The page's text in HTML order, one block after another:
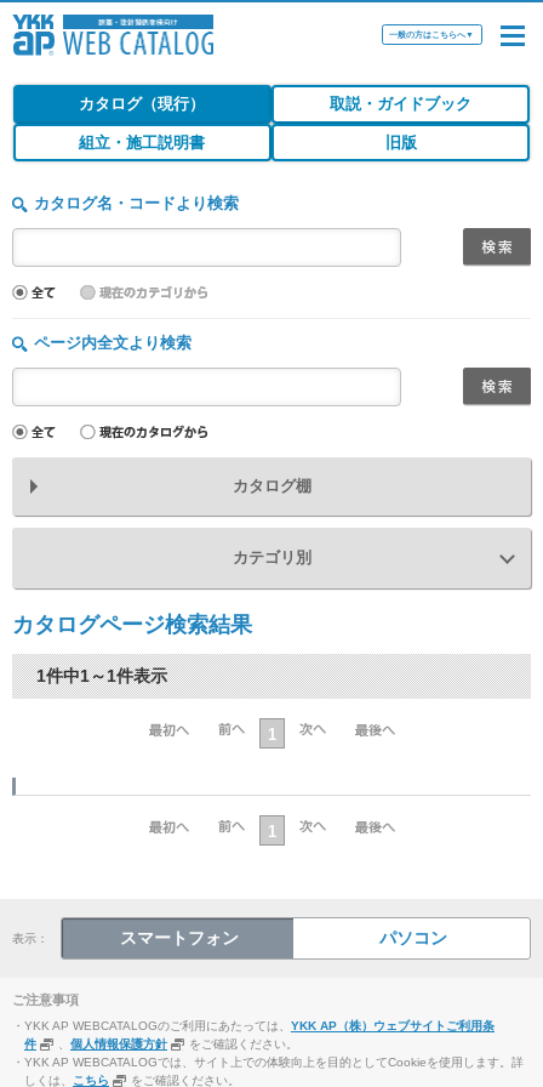
一般の方はこちらへ▼
カタログ（現行） 取説・ガイドブック
組立・施工説明書 旧版
カタログ名・コードより検索
ページ内全文より検索
カタログ棚
カテゴリ別
カタログページ検索結果
1件中1～1件表示
1
1
表示： スマートフォン パソコン
ご注意事項
・YKK AP WEBCATALOGのご利用にあたっては、 YKK AP（株）ウェブサイトご利用条
件
個人情報保護方針
をご確認ください。
・YKK AP WEBCATALOGでは、サイト上での体験向上を目的としてCookieを使用します。詳
しくは、 こちら をご確認ください。